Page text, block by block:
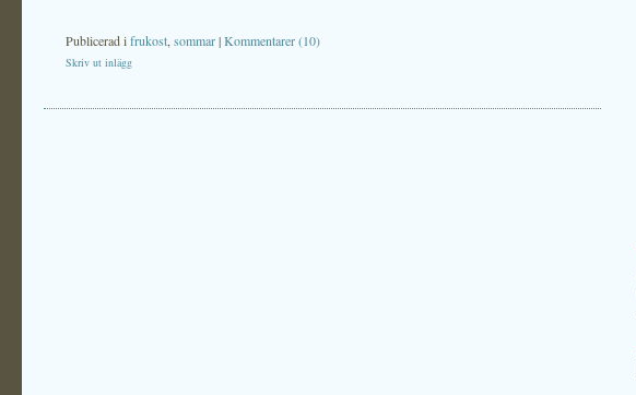
Publicerad ifrukost sommar|Kommentarer (10)
Skriv ut inlägg